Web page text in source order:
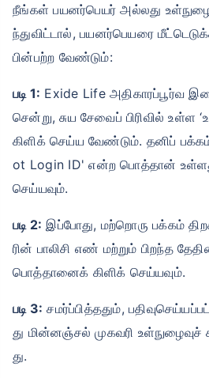
நீங்கள் பயனர்பெயர் அல்லது
ந்துவிட்டால், பயனர்பெயரை
பின்பற்ற வேண்டும்:
படி 1: Exide Life அதிகாரப்பூர்வ
சென்று, சுய சேவைப் பிரிவில் உள்ள
கிளிக் செய்ய வேண்டும். தனிப்
ot Login ID' என்ற பொத்தான்
செய்யவும்.
படி 2: இப்போது, ​​மற்றொரு பக்கம்
ரின் பாலிசி எண் மற்றும் பிறந்த
பொத்தானைக் கிளிக் செய்யவும்.
படி 3: சமர்ப்பித்ததும்,
து மின்னஞ்சல் முகவரி உள்நுழைவுச்
து.